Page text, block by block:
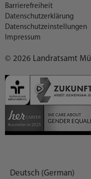
© 2026 Landratsamt
Barrierefreiheit
Datenschutzerklärung
Datenschutzeinstellungen
Impressum
Deutsch (German)